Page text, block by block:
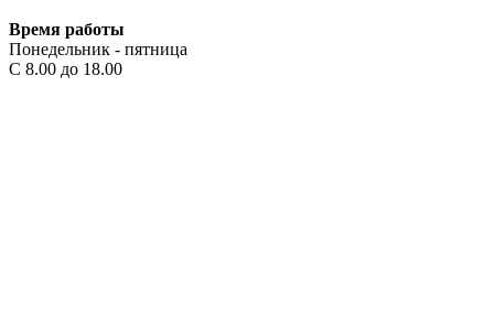
Время работы
Понедельник - пятница
С 8.00 до 18.00